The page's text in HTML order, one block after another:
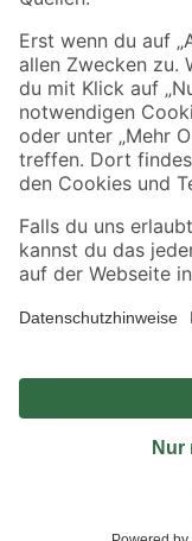
Sicher einkaufen
Jetzt die toom-App
Alle Preisangaben in EUR inkl.
Umständen nicht in allen
Produkte nur solange der Vorrat
*Paketversand ab 59 €
Nutzungsbedingungen
© 2026 toom Baumarkt